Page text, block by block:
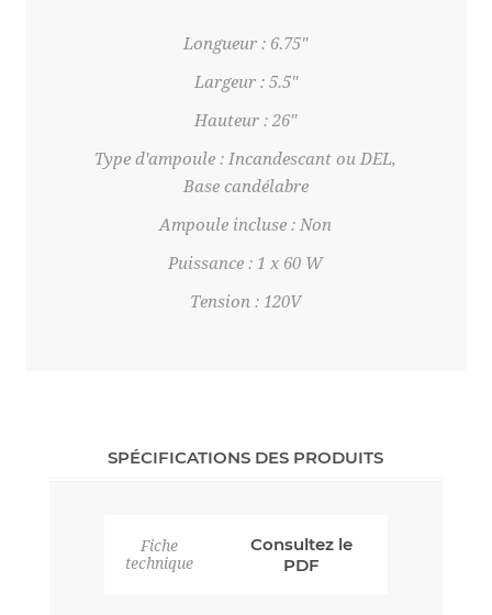
Longueur : 6.75"
Largeur : 5.5"
Hauteur : 26"
Type d'ampoule : Incandescant ou DEL,
Base candélabre
Ampoule incluse : Non
Puissance : 1 x 60 W
Tension : 120V
SPÉCIFICATIONS DES PRODUITS
Fiche
technique
Consultez le
PDF